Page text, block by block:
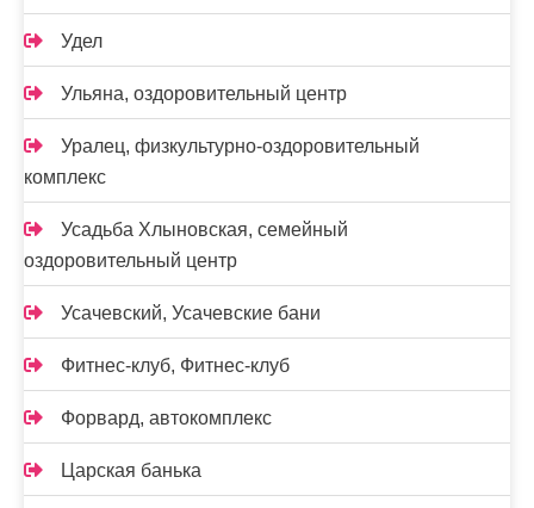
Удел
Ульяна, оздоровительный центр
Уралец, физкультурно-оздоровительный
комплекс
Усадьба Хлыновская, семейный
оздоровительный центр
Усачевский, Усачевские бани
Фитнес-клуб, Фитнес-клуб
Форвард, автокомплекс
Царская банька